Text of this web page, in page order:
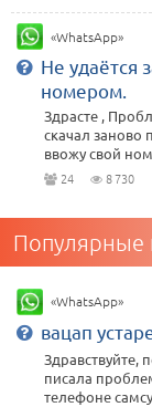
«WhatsApp»
Не удаётся
номером.
Здрасте ,
скачал заново
ввожу свой
24 8 730
«WhatsApp»
вацап
Здравствуйте,
писала
телефоне